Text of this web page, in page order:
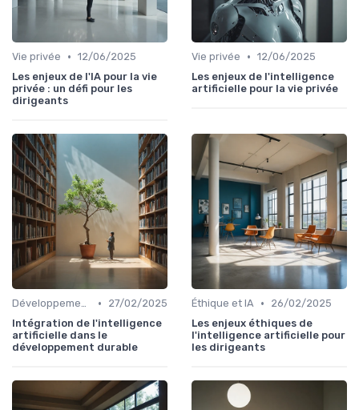
Vie privée • 12/06/2025
Les enjeux de l'IA pour la vie
privée : un défi pour les
dirigeants
Vie privée • 12/06/2025
Les enjeux de l'intelligence
artificielle pour la vie privée
Développement durable •
27/02/2025
Intégration de l'intelligence
artificielle dans le
développement durable
Éthique et IA •
26/02/2025
Les enjeux éthiques de
l'intelligence artificielle pour
les dirigeants